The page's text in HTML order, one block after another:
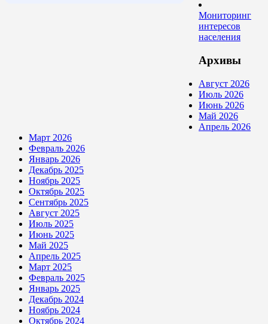
Мониторинг
интересов
населения
Архивы
Август 2026
Июль 2026
Июнь 2026
Май 2026
Апрель 2026
Март 2026
Февраль 2026
Январь 2026
Декабрь 2025
Ноябрь 2025
Октябрь 2025
Сентябрь 2025
Август 2025
Июль 2025
Июнь 2025
Май 2025
Апрель 2025
Март 2025
Февраль 2025
Январь 2025
Декабрь 2024
Ноябрь 2024
Октябрь 2024